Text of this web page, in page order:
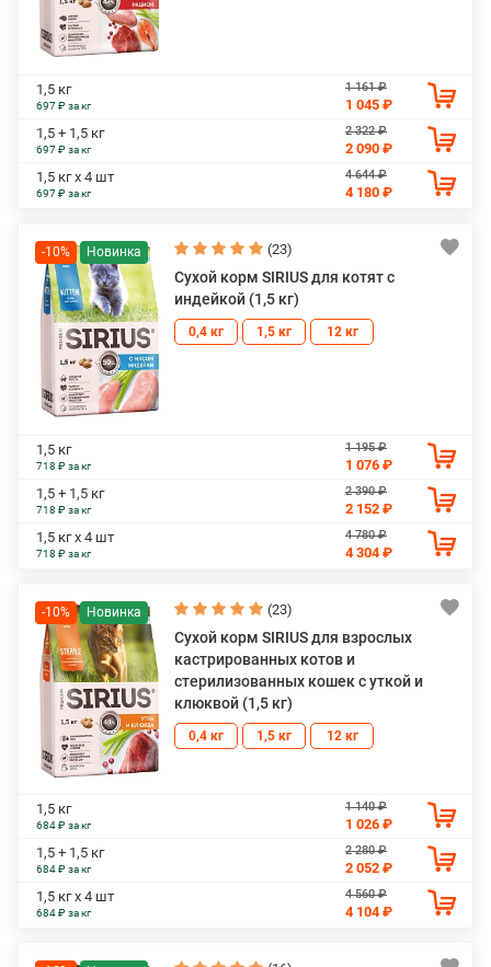
1,5 кг
697 ₽ за кг
1 161 ₽
1 045 ₽
1,5 + 1,5 кг
697 ₽ за кг
2 322 ₽
2 090 ₽
1,5 кг х 4 шт
697 ₽ за кг
4 644 ₽
4 180 ₽
-10% (23)
Сухой корм SIRIUS для котят с
индейкой (1,5 кг)
0,4 кг 1,5 кг 12 кг
1,5 кг
718 ₽ за кг
1 195 ₽
1 076 ₽
1,5 + 1,5 кг
718 ₽ за кг
2 390 ₽
2 152 ₽
1,5 кг х 4 шт
718 ₽ за кг
4 780 ₽
4 304 ₽
-10% (23)
Сухой корм SIRIUS для взрослых
кастрированных котов и
стерилизованных кошек с уткой и
клюквой (1,5 кг)
0,4 кг 1,5 кг 12 кг
1,5 кг
684 ₽ за кг
1 140 ₽
1 026 ₽
1,5 + 1,5 кг
684 ₽ за кг
2 280 ₽
2 052 ₽
1,5 кг х 4 шт
684 ₽ за кг
4 560 ₽
4 104 ₽